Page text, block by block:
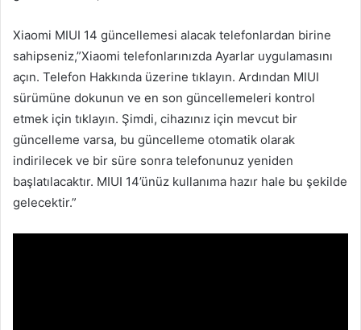
Xiaomi MIUI 14 güncellemesi alacak telefonlardan birine
sahipseniz,”Xiaomi telefonlarınızda Ayarlar uygulamasını
açın. Telefon Hakkında üzerine tıklayın. Ardından MIUI
sürümüne dokunun ve en son güncellemeleri kontrol
etmek için tıklayın. Şimdi, cihazınız için mevcut bir
güncelleme varsa, bu güncelleme otomatik olarak
indirilecek ve bir süre sonra telefonunuz yeniden
başlatılacaktır. MIUI 14’ünüz kullanıma hazır hale bu şekilde
gelecektir.”